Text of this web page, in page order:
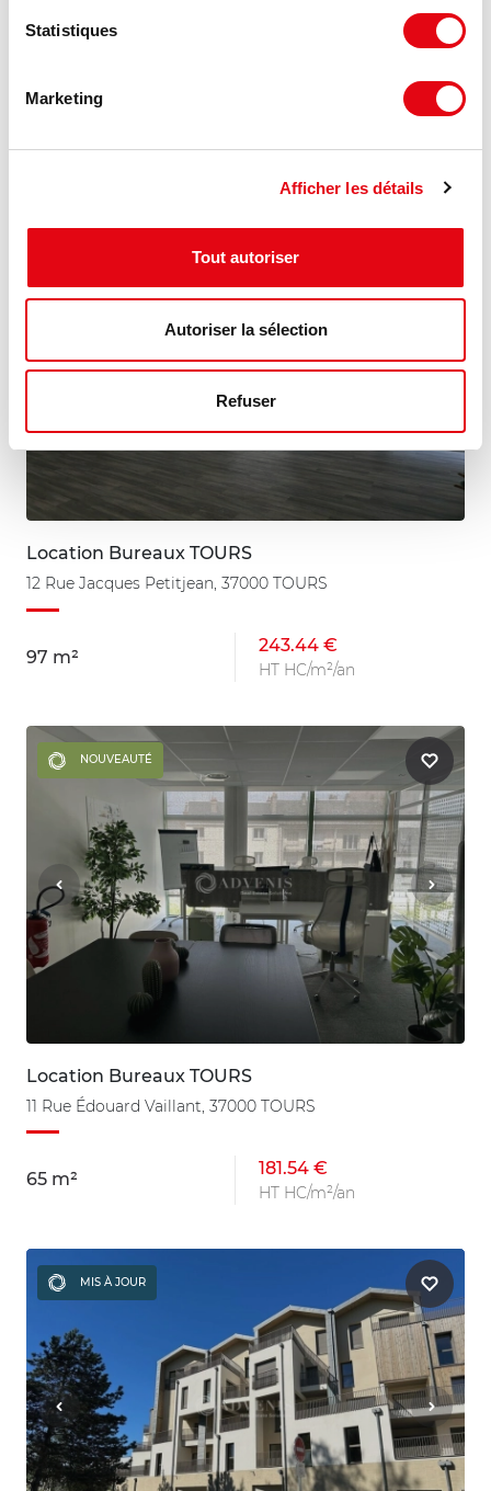
Statistiques
Marketing
Afficher les détails
Tout autoriser
Autoriser la sélection
Refuser
Location Bureaux TOURS
HT HC/m²/an
Location Bureaux TOURS
12 Rue Jacques Petitjean, 37000 TOURS
97 m²
243.44 €
HT HC/m²/an
NOUVEAUTÉ
Location Bureaux TOURS
11 Rue Édouard Vaillant, 37000 TOURS
65 m²
181.54 €
HT HC/m²/an
MIS À JOUR